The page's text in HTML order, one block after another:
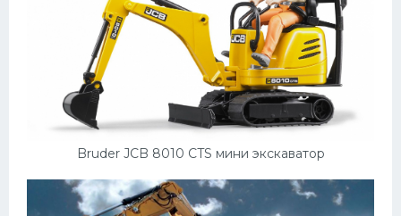
Bruder JCB 8010 CTS мини экскаватор